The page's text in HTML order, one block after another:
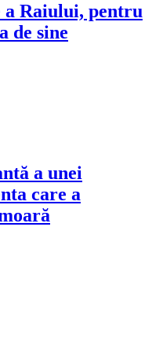
a Raiului, pentru
de sine
a unei
care a